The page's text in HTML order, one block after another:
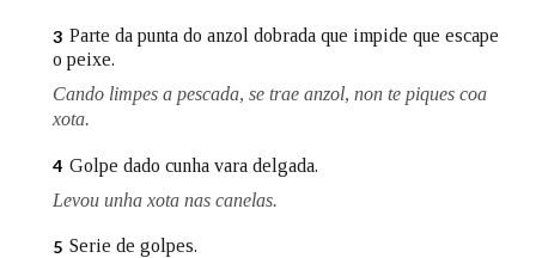
Pertence a
3 Parte da punta do anzol dobrada que impide que escape
o peixe.
Cando limpes a pescada, se trae anzol, non te piques coa
xota.
4 Golpe dado cunha vara delgada.
Levou unha xota nas canelas.
5 Serie de golpes.